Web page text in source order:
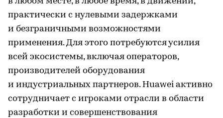
практически с нулевыми задержками
и безграничными возможностями
применения. Для этого потребуются усилия
всей экосистемы, включая операторов,
производителей оборудования
и индустриальных партнеров. Huawei активно
сотрудничает с игроками отрасли в области
разработки и совершенствования